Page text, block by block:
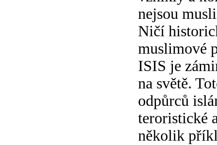
nejsou
Ničí
muslimové
ISIS je
na světě.
odpůrců
teroristické
několik